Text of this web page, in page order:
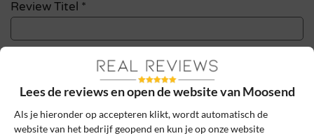
Review Titel *
Sterrenbeoordeling *
De review *
Lees de reviews en open de website van Moosend
Als je hieronder op accepteren klikt, wordt automatisch de
website van het bedrijf geopend en kun je op onze website